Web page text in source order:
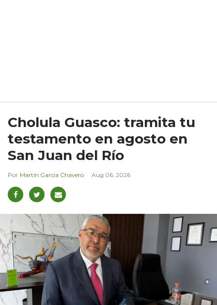
Cholula Guasco: tramita tu
testamento en agosto en
San Juan del Río
Martín García Chavero Aug 06, 2026